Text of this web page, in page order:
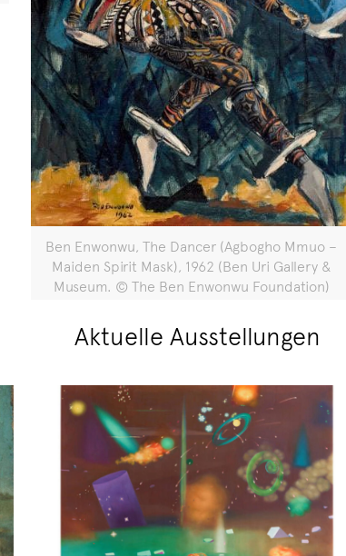
Ben Enwonwu, The Dancer (Agbogho Mmuo –
Maiden Spirit Mask), 1962 (Ben Uri Gallery &
Museum. © The Ben Enwonwu Foundation)
Aktuelle Ausstellungen